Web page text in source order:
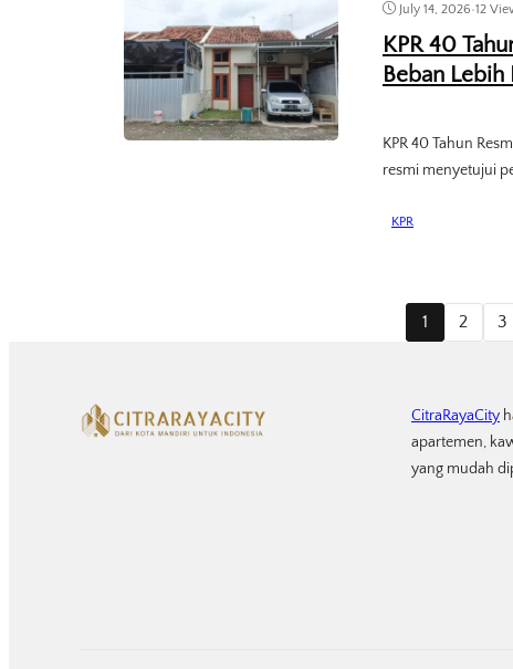
July 14, 2026•12
KPR 40
Beban Lebih
KPR 40 Tahun
resmi menyetujui
KPR
1 2 3
CitraRayaCity
apartemen,
yang mudah